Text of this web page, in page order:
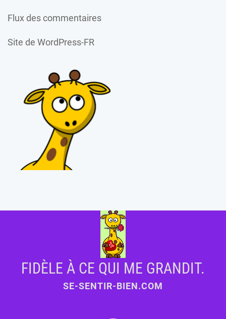
Flux des commentaires
Site de WordPress-FR
FIDÈLE À CE QUI ME GRANDIT.
SE-SENTIR-BIEN.COM